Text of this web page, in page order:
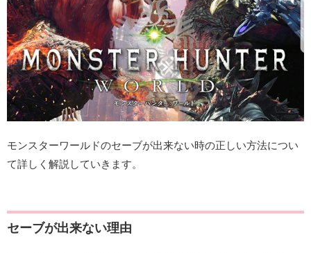
モンスターワールドのセーブが出来ない時の正しい方法につい
て詳しく解説していきます。
セーブが出来ない理由